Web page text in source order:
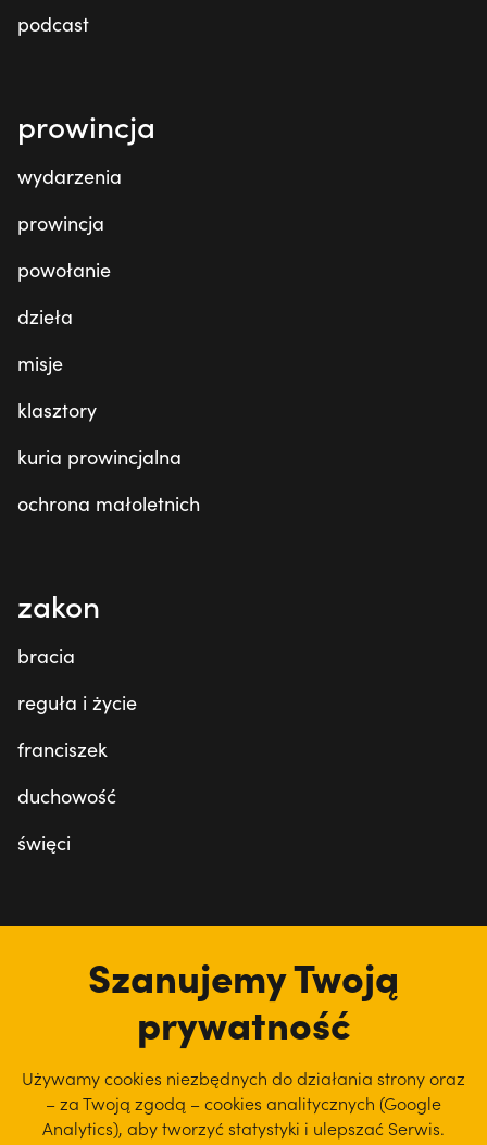
podcast
prowincja
wydarzenia
prowincja
powołanie
dzieła
misje
klasztory
kuria prowincjalna
ochrona małoletnich
zakon
bracia
reguła i życie
franciszek
duchowość
święci
Szanujemy Twoją
prywatność
Używamy cookies niezbędnych do działania strony oraz
– za Twoją zgodą – cookies analitycznych (Google
Analytics), abytworzyć statystyki i ulepszać Serwis.